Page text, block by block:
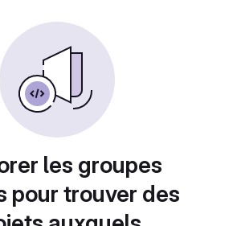
les groupes
pour trouver des